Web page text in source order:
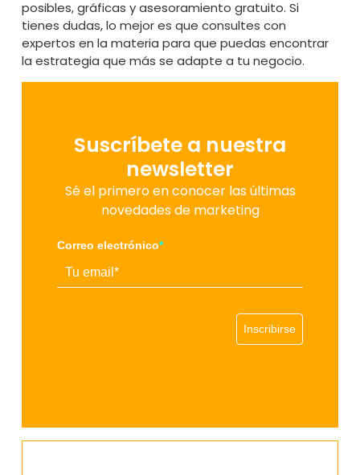
posibles, gráficas y asesoramiento gratuito. Si
tienes dudas, lo mejor es que consultes con
expertos en la materia para que puedas encontrar
la estrategia que más se adapte a tu negocio.
Suscríbete a nuestra
newsletter
Sé el primero en conocer las últimas
novedades de marketing
Correo electrónico*
Inscribirse